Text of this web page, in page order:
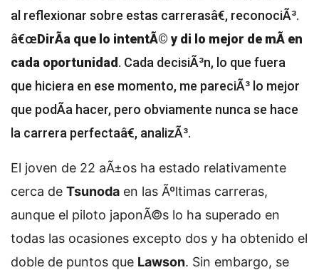
al reflexionar sobre estas carrerasâ€, reconociÃ³.
â€œDirÃ­a que lo intentÃ© y di lo mejor de mÃ­ en
cada oportunidad . Cada decisiÃ³n, lo que fuera
que hiciera en ese momento, me pareciÃ³ lo mejor
que podÃ­a hacer, pero obviamente nunca se hace
la carrera perfectaâ€, analizÃ³.
El joven de 22 aÃ±os ha estado relativamente
cerca de Tsunoda en las Ãºltimas carreras,
aunque el piloto japonÃ©s lo ha superado en
todas las ocasiones excepto dos y ha obtenido el
doble de puntos que Lawson. Sin embargo, se